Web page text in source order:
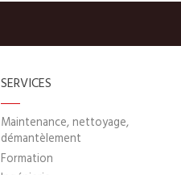
SERVICES
Maintenance, nettoyage,
démantèlement
Formation